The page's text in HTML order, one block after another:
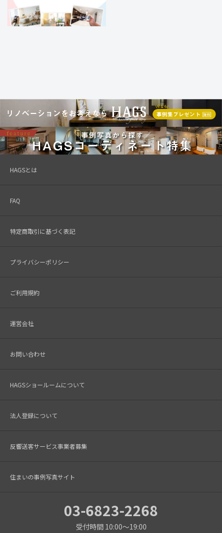
HAGSとは
FAQ
特定商取引に基づく表記
プライバシーポリシー
ご利用規約
運営会社
お問い合わせ
HAGSショールームについて
法人登録について
反響送客サービス事業者募集
住まいの事例写真サイト
03-6823-2268
受付時間 10:00～19:00